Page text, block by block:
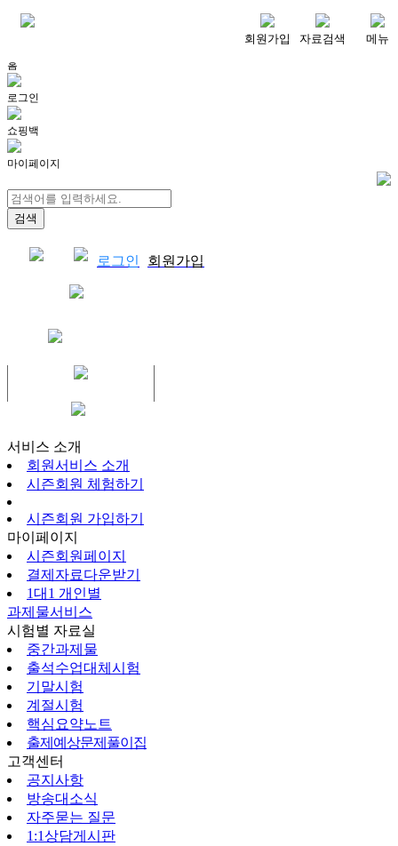
회원가입 자료검색 메뉴
홈
로그인
쇼핑백
마이페이지
로그인 회원가입
서비스 소개
회원서비스 소개
시즌회원 체험하기
시즌회원 가입하기
마이페이지
시즌회원페이지
결제자료다운받기
1대1 개인별
과제물서비스
시험별 자료실
중간과제물
출석수업대체시험
기말시험
계절시험
핵심요약노트
출제예상문제풀이집
고객센터
공지사항
방송대소식
자주묻는 질문
1:1상담게시판